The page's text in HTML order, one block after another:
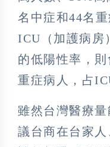
名中症和44名
ICU（加護病房
的低陽性率，
重症病人，占
雖然台灣醫療
議台商在台家